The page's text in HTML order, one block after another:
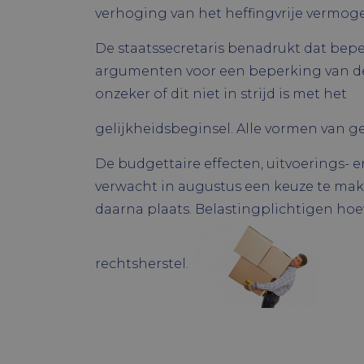
verhoging van het heffingvrije
De staatssecretaris benadrukt dat
argumenten voor een beperking van
onzeker of dit niet in strijd is met het
gelijkheidsbeginsel. Alle vormen van
De budgettaire effecten, uitvoerings-
verwacht in augustus een keuze te
daarna plaats. Belastingplichtigen
rechtsherstel.
YSC